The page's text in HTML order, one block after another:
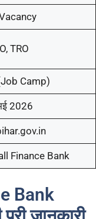
TRO
Camp)
2026
Finance Bank
Bank